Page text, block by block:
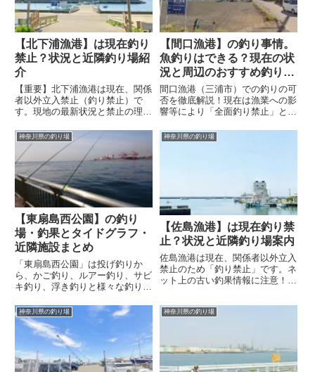
【北下浦漁港】は現在釣り
禁止？状況と近隣釣り場紹
介
【重要】北下浦漁港は現在、関係
者以外立入禁止（釣り禁止）で
す。現地の最新状況と禁止の理
近くにある「正規に釣りが楽しめ
る代替スポット（野比海岸）」を
紹介します。
【間口漁港】の釣り事情。
魚釣りはできる？現在の状
況と周辺のおすすめ釣り場
情報
間口漁港（三浦市）での釣りの可
否を徹底解説！現在は漁業への影
響等により「全面釣り禁止」とな
最新の状況、混同しやすい松輪江
奈漁港との違い、代わりとして楽
神奈川県の釣り場
【東扇島西公園】の釣り
場・釣果とタイドグラフ・
近隣施設まとめ
「東扇島西公園」は投げ釣りか
ら、かご釣り、ルアー釣り、サビ
キ釣り、浮き釣りと様々な釣りが
い芝生エリアもあり、子ども連れ
のファミリーや釣り初心者でも比
較的安全に釣りが楽しめます。
「東扇島西公園」に釣りに行く際
はタイドグラフも掲載している外
ネタ情報局を見てください！
神奈川県の釣り場
【佐島漁港】は現在釣り禁
止？状況と近隣釣り場案内
佐島漁港は現在、関係者以外立入
禁止のため「釣り禁止」です。ネ
ット上の古い釣果情報に注意！現
安心して楽しめる近隣の「正規の
釣り場」や「船釣り」情報を解説
神奈川県の釣り場 神奈川県の釣り場